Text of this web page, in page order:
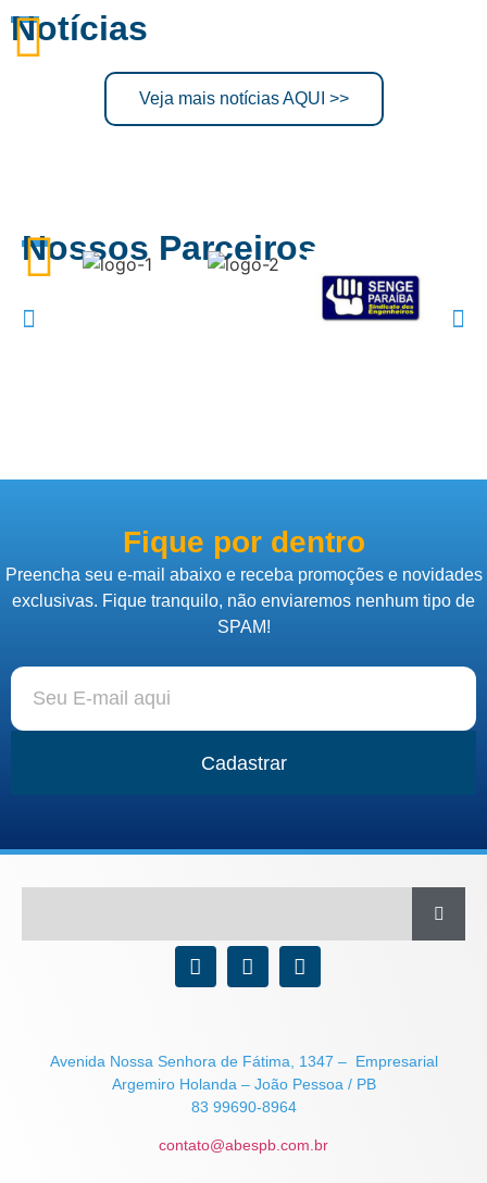
Notícias
Veja mais notícias AQUI >>
Nossos Parceiros
Fique por dentro
Preencha seu e-mail abaixo e receba promoções e novidades
exclusivas. Fique tranquilo, não enviaremos nenhum tipo de
SPAM!
Cadastrar
Avenida Nossa Senhora de Fátima, 1347 – Empresarial
Argemiro Holanda – João Pessoa / PB
83 99690-8964
contato@abespb.com.br